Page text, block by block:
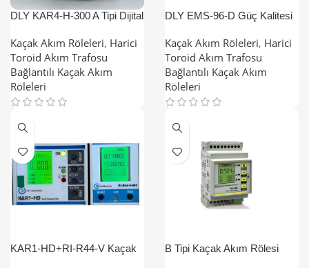
DLY KAR4-H-300 A Tipi Dijital
Röleleri
Kaçak Akım Röleleri, Harici
Toroid Akım Trafosu
Bağlantılı Kaçak Akım
Röleleri
DLY EMS-96-D Güç Kalitesi
Akım Rölesi
Kaçak Akım Röleleri, Harici
Toroid Akım Trafosu
Bağlantılı Kaçak Akım
Röleleri
KAR1-HD+RI-R44-V Kaçak
B Tipi Kaçak Akım Rölesi